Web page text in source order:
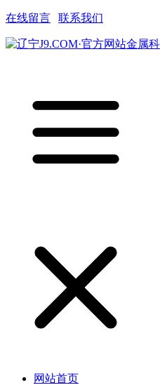
在线留言 联系我们
网站首页